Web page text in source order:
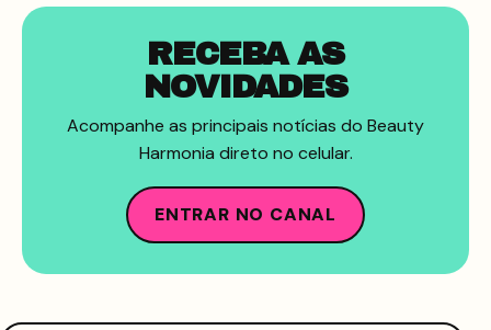
RECEBA AS
NOVIDADES
Acompanhe as principais notícias do Beauty
Harmonia direto no celular.
ENTRAR NO CANAL